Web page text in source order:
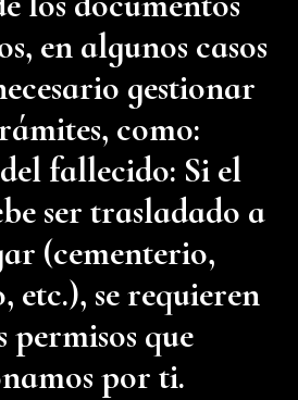
en algunos casos
gestionar
como:
fallecido: Si el
ser trasladado a
(cementerio,
etc.), se requieren
permisos que
por ti.